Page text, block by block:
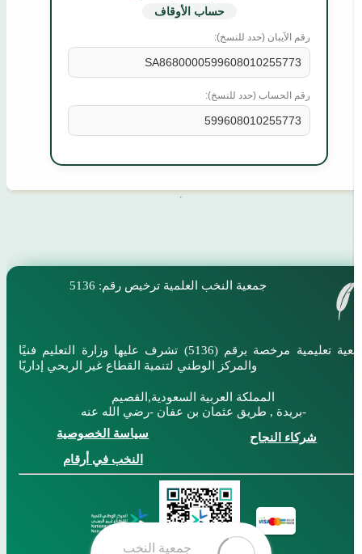
حساب الأوقاف
رقم الآيبان (حدد للنسخ):
SA8680000599608010255773
رقم الحساب (حدد للنسخ):
599608010255773
جمعية النخب العلمية ترخيص رقم: 5136
جمعية تعليمية مرخصة برقم (5136) تشرف عليها وزارة التعليم فنيًا
والمركز الوطني لتنمية القطاع غير الربحي إداريًا
المملكة العربية السعودية,القصيم
بريدة , طريق عثمان بن عفان -رضي الله عنه-
سياسة الخصوصية
النخب في أرقام
شركاء النجاح